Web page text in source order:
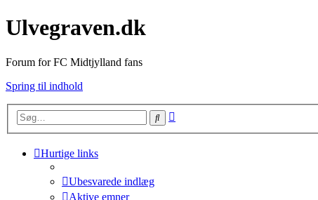
Ulvegraven.dk
Forum for FC Midtjylland fans
Spring til indhold
Søg
Hurtige links
Ubesvarede indlæg
Aktive emner